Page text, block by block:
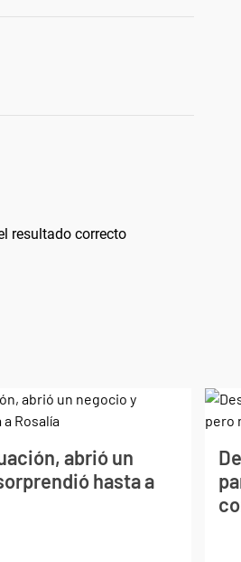
resultado correcto
abrió un
hasta a